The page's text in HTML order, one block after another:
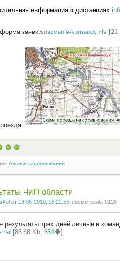
информация о дистанциях:
заявки:nazvanie-komandy.xls [21
Анонсы соревнований
ЧиП области
от 13-05-2010, 18:22:55 , посмотрело: 9126
результаты трех дней личные и
[86.88 Kb, 654🡇]